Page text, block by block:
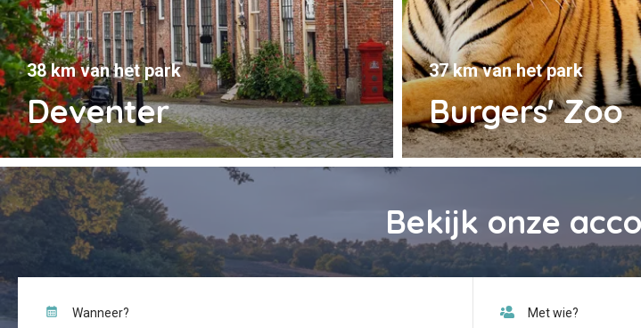
Deventer
38 km van het park
Burgers' Zoo
37 km van het park
Bekijk onze